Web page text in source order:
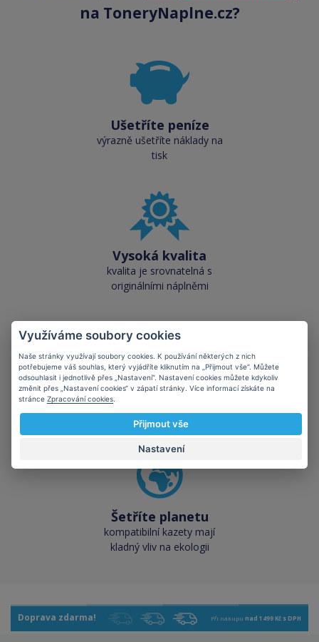
na ToneryNaplne.cz?
Ušetříte peníze
výrazně ušetříte náklady na
tisk
Vysoká kvalita
kvalita je srovnatelná s
originálními náplněmi
Skladem téměř vše
přes 50 000 skladových
zásob pro okamžitý odběr
Šetříte planetu
kompatibilní kazety mají
kladný vliv na ekologii
Doprava zdarma! Při nákupu nad 1499 Kč s DPH
Využíváme soubory cookies
Naše stránky využívají soubory cookies. K používání některých z nich
potřebujeme váš souhlas, který vyjádříte kliknutím na „Přijmout vše“. Můžete
odsouhlasit i jednotlivě přes „Nastavení“. Nastavení cookies můžete kdykoliv
změnit přes „Nastavení cookies“ v zápatí stránky. Více informací získáte na
stránce Zpracování cookies
Přijmout vše
Nastavení